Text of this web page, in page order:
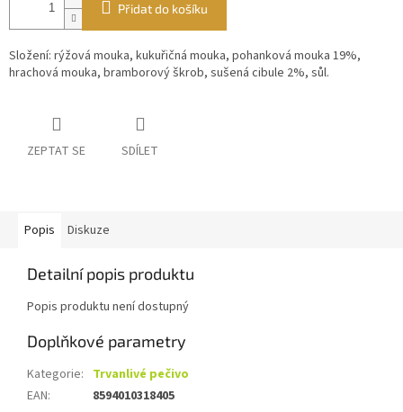
Přidat do košíku
Složení: rýžová mouka, kukuřičná mouka, pohanková mouka 19%,
hrachová mouka, bramborový škrob, sušená cibule 2%, sůl.
ZEPTAT SE SDÍLET
Popis Diskuze
Detailní popis produktu
Popis produktu není dostupný
Doplňkové parametry
Kategorie: Trvanlivé pečivo
EAN: 8594010318405